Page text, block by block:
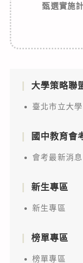
甄選實施
大學策略聯
臺北市立大學
國中教育會
會考最新消息
新生專區
新生專區
榜單專區
榜單專區